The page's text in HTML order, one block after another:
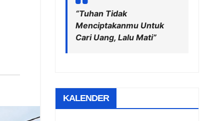
“Tuhan Tidak
Menciptakanmu Untuk
Cari Uang, Lalu Mati”
KALENDER